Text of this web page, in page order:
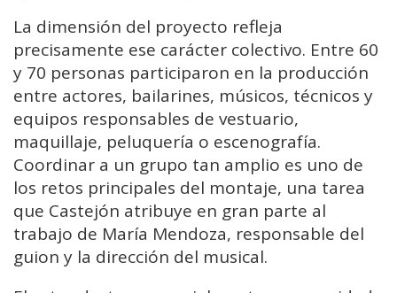
La dimensión del proyecto refleja
precisamente ese carácter colectivo. Entre 60
y 70 personas participaron en la producción
entre actores, bailarines, músicos, técnicos y
equipos responsables de vestuario,
maquillaje, peluquería o escenografía.
Coordinar a un grupo tan amplio es uno de
los retos principales del montaje, una tarea
que Castejón atribuye en gran parte al
trabajo de María Mendoza, responsable del
guion y la dirección del musical.